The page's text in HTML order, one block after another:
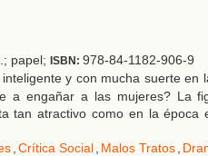
papel; ISBN: 978-84-1182-906-9
y con mucha suerte en
a engañar a las mujeres? La
tan atractivo como en la época
Crítica Social Malos Tratos